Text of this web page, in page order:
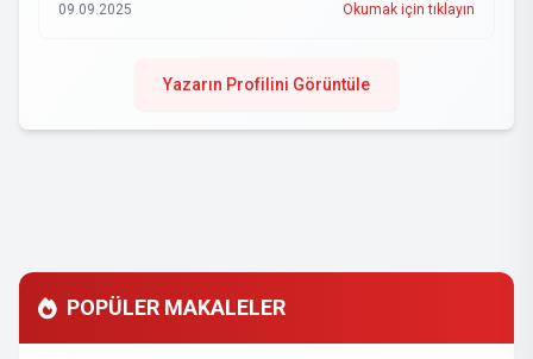
09.09.2025 Okumak için tıklayın
Yazarın Profilini Görüntüle
POPÜLER MAKALELER